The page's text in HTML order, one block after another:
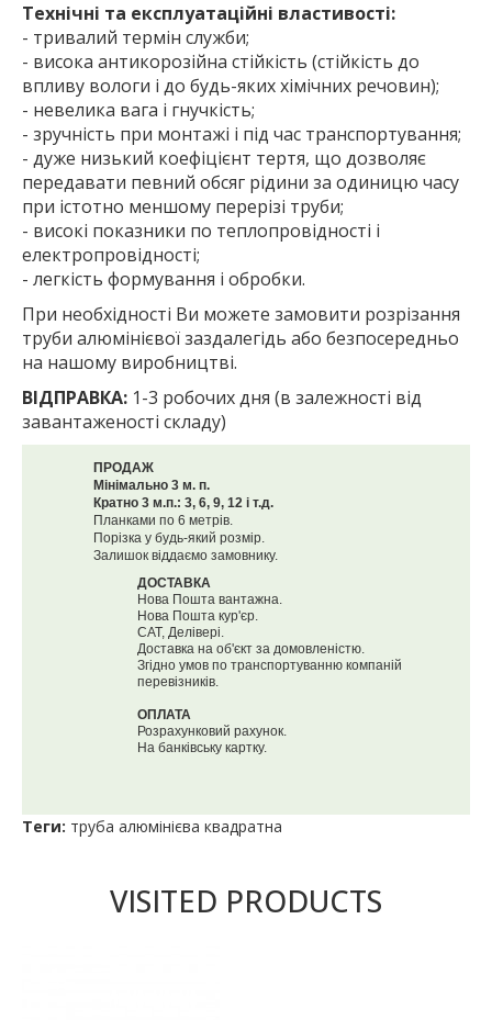
Технічні та експлуатаційні властивості:
- тривалий термін служби;
- висока антикорозійна стійкість (стійкість до
впливу вологи і до будь-яких хімічних речовин);
- невелика вага і гнучкість;
- зручність при монтажі і під час транспортування;
- дуже низький коефіцієнт тертя, що дозволяє
передавати певний обсяг рідини за одиницю часу
при істотно меншому перерізі труби;
- високі показники по теплопровідності і
електропровідності;
- легкість формування і обробки.
При необхідності Ви можете замовити розрізання
труби алюмінієвої заздалегідь або безпосередньо
на нашому виробництві.
ВІДПРАВКА: 1-3 робочих дня (в залежності від
завантаженості складу)
ПРОДАЖ
Мінімально 3 м. п.
Кратно 3 м.п.: 3, 6, 9, 12 і т.д.
Планками по 6 метрів.
Порізка у будь-який розмір.
Залишок віддаємо замовнику.
ДОСТАВКА
Нова Пошта вантажна.
Нова Пошта кур'єр.
САТ, Делівері.
Доставка на об'єкт за домовленістю.
Згідно умов по транспортуванню компаній
перевізників.
ОПЛАТА
Розрахунковий рахунок.
На банківську картку.
Теги: труба алюмінієва квадратна
VISITED PRODUCTS